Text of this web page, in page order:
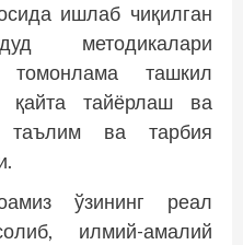
ишлаб чиқилган
методикалари
томонлама ташкил
қайта тайёрлаш ва
таълим ва тарбия
ўзининг реал
илмий-амалий